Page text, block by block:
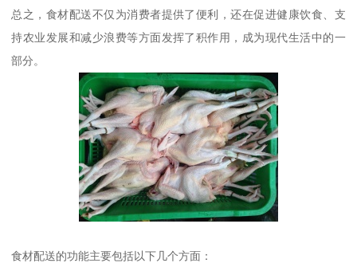
总之，食材配送不仅为消费者提供了便利，还在促进健康饮食、支
持农业发展和减少浪费等方面发挥了积作用，成为现代生活中的一
部分。
食材配送的功能主要包括以下几个方面：